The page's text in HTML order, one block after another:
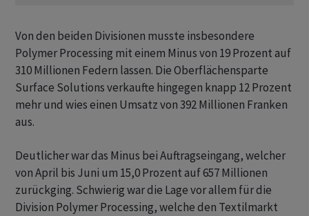
Von den beiden Divisionen musste insbesondere
Polymer Processing mit einem Minus von 19 Prozent auf
310 Millionen Federn lassen. Die Oberflächensparte
Surface Solutions verkaufte hingegen knapp 12 Prozent
mehr und wies einen Umsatz von 392 Millionen Franken
aus.
Deutlicher war das Minus bei Auftragseingang, welcher
von April bis Juni um 15,0 Prozent auf 657 Millionen
zurückging. Schwierig war die Lage vor allem für die
Division Polymer Processing, welche den Textilmarkt